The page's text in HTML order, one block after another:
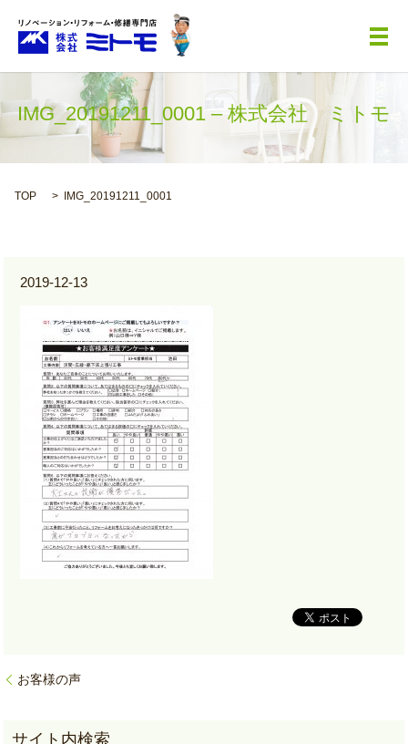
メ
IMG_20191211_0001 – 株式会社 ミトモ
TOP IMG_20191211_0001
2019-12-13
お客様の声